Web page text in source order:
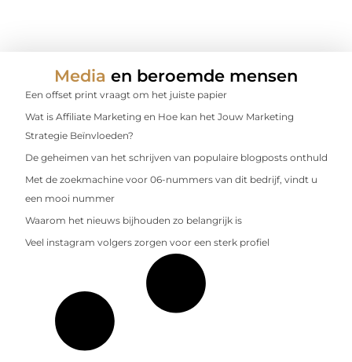
Media en beroemde mensen
Een offset print vraagt om het juiste papier
Wat is Affiliate Marketing en Hoe kan het Jouw Marketing
Strategie Beïnvloeden?
De geheimen van het schrijven van populaire blogposts onthuld
Met de zoekmachine voor 06-nummers van dit bedrijf, vindt u
een mooi nummer
Waarom het nieuws bijhouden zo belangrijk is
Veel instagram volgers zorgen voor een sterk profiel